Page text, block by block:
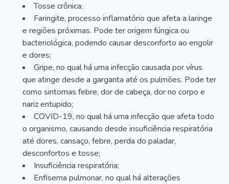
Tosse crônica;
Faringite, processo inflamatório que afeta a laringe
e regiões próximas. Pode ter origem fúngica ou
bacteriológica, podendo causar desconforto ao engolir
e dores;
Gripe, no qual há uma infecção causada por vírus
que atinge desde a garganta até os pulmões. Pode ter
como sintomas febre, dor de cabeça, dor no corpo e
nariz entupido;
COVID-19, no qual há uma infecção que afeta todo
o organismo, causando desde insuficiência respiratória
até dores, cansaço, febre, perda do paladar,
desconfortos e tosse;
Insuficiência respiratória;
Enfisema pulmonar, no qual há alterações